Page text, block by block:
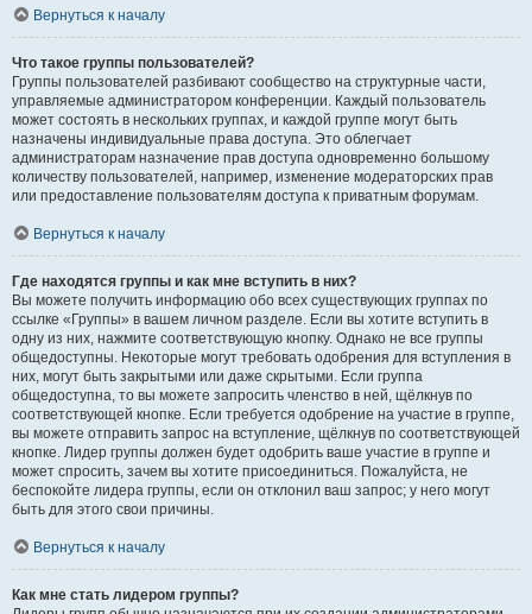
Вернуться к началу
Что такое группы пользователей?
Группы пользователей разбивают сообщество на структурные части,
управляемые администратором конференции. Каждый пользователь
может состоять в нескольких группах, и каждой группе могут быть
назначены индивидуальные права доступа. Это облегчает
администраторам назначение прав доступа одновременно большому
количеству пользователей, например, изменение модераторских прав
или предоставление пользователям доступа к приватным форумам.
Вернуться к началу
Где находятся группы и как мне вступить в них?
Вы можете получить информацию обо всех существующих группах по
ссылке «Группы» в вашем личном разделе. Если вы хотите вступить в
одну из них, нажмите соответствующую кнопку. Однако не все группы
общедоступны. Некоторые могут требовать одобрения для вступления в
них, могут быть закрытыми или даже скрытыми. Если группа
общедоступна, то вы можете запросить членство в ней, щёлкнув по
соответствующей кнопке. Если требуется одобрение на участие в группе,
вы можете отправить запрос на вступление, щёлкнув по соответствующей
кнопке. Лидер группы должен будет одобрить ваше участие в группе и
может спросить, зачем вы хотите присоединиться. Пожалуйста, не
беспокойте лидера группы, если он отклонил ваш запрос; у него могут
быть для этого свои причины.
Вернуться к началу
Как мне стать лидером группы?